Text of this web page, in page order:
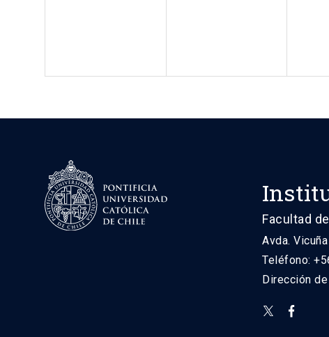
Facultad
Avda.
Teléfono:
Dirección